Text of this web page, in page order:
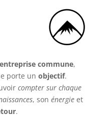
entreprise commune,
porte un objectif.
compter sur chaque
, son énergieet
.